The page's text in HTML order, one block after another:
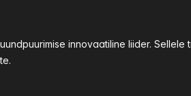
innovaatiline liider.